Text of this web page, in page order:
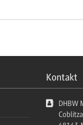
Kontakt
DHBW